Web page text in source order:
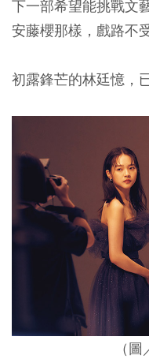
下一部希望能挑戰文
安藤櫻那樣，戲路不
初露鋒芒的林廷憶，
（